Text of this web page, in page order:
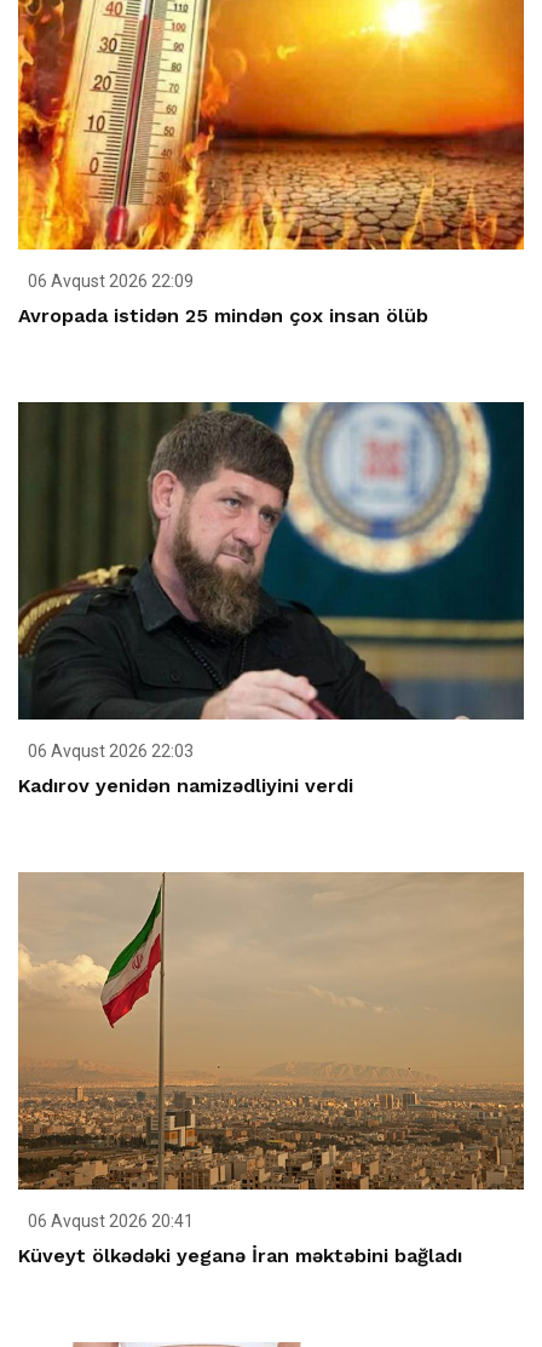
06 Avqust 2026 22:09
Avropada istidən 25 mindən çox insan ölüb
06 Avqust 2026 22:03
Kadırov yenidən namizədliyini verdi
06 Avqust 2026 20:41
Küveyt ölkədəki yeganə İran məktəbini bağladı